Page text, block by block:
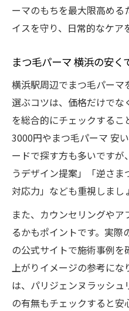
ーマのもちを最大限高め
イスを守り、日常的なケア
まつ毛パーマ 横浜の安く
横浜駅周辺でまつ毛パーマ
選ぶコツは、価格だけで
を総合的にチェックする
3000円やまつ毛パーマ 安
ードで探す方も多いです
うデザイン提案」「逆さ
対応力」なども重視しまし
また、カウンセリングや
るかもポイントです。実
の公式サイトで施術事例
上がりイメージの参考にな
は、パリジェンヌラッシ
の有無もチェックすると安